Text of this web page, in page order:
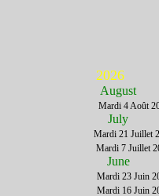
Si cet email s'affiche mal,
http://
2026
August
Mardi 4 Août
July
Mardi 21 Juillet
Mardi 7 Juillet
June
Mardi 23 Juin
Mardi 16 Juin